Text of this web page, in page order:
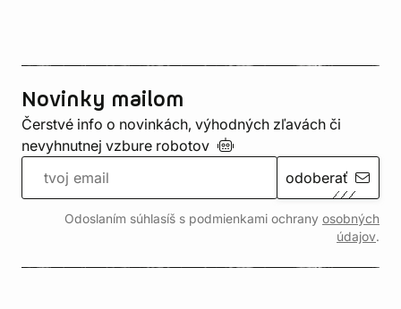
Novinky mailom
Čerstvé info o novinkách, výhodných zľavách či
nevyhnutnej vzbure robotov
odoberať
Odoslaním súhlasíš s podmienkami ochrany osobných
údajov.